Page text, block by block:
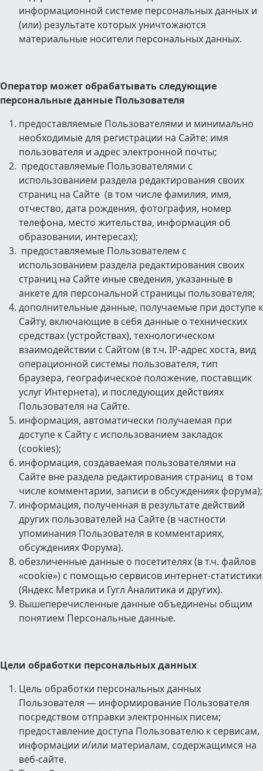
информационной системе персональных данных и
(или) результате которых уничтожаются
материальные носители персональных данных.
Оператор может обрабатывать следующие
персональные данные Пользователя
предоставляемые Пользователями и минимально
необходимые для регистрации на Сайте: имя
пользователя и адрес электронной почты;
предоставляемые Пользователями с
использованием раздела редактирования своих
страниц на Сайте (в том числе фамилия, имя,
отчество, дата рождения, фотография, номер
телефона, место жительства, информация об
образовании, интересах);
предоставляемые Пользователем с
использованием раздела редактирования своих
страниц на Сайте иные сведения, указанные в
анкете для персональной страницы пользователя;
дополнительные данные, получаемые при доступе к
Сайту, включающие в себя данные о технических
средствах (устройствах), технологическом
взаимодействии с Сайтом (в т.ч. IP-адрес хоста, вид
операционной системы пользователя, тип
браузера, географическое положение, поставщик
услуг Интернета), и последующих действиях
Пользователя на Сайте.
информация, автоматически получаемая при
доступе к Сайту с использованием закладок
(cookies);
информация, создаваемая пользователями на
Сайте вне раздела редактирования страниц в том
числе комментарии, записи в обсуждениях форума);
информация, полученная в результате действий
других пользователей на Сайте (в частности
упоминания Пользователя в комментариях,
обсуждениях Форума).
обезличенные данные о посетителях (в т.ч. файлов
«cookie») с помощью сервисов интернет-статистики
(Яндекс Метрика и Гугл Аналитика и других).
Вышеперечисленные данные объединены общим
понятием Персональные данные.
Цели обработки персональных данных
Цель обработки персональных данных
Пользователя — информирование Пользователя
посредством отправки электронных писем;
предоставление доступа Пользователю к сервисам,
информации и/или материалам, содержащимся на
веб-сайте.